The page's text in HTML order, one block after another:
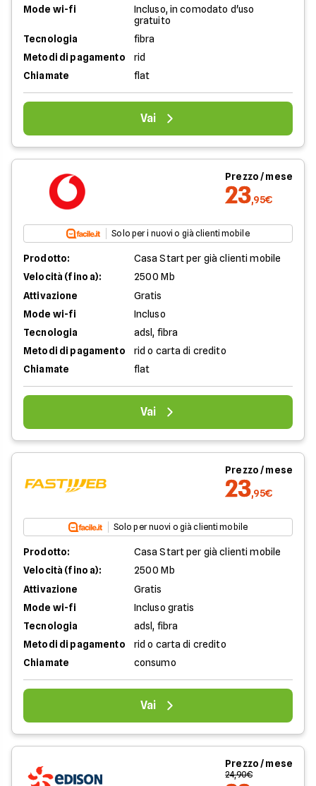
Mode wi-fi
Incluso, in comodato d'uso
gratuito
Tecnologia
fibra
Metodi di pagamento
rid
Chiamate
flat
Vai
Prezzo / mese
23,95€
Solo per i nuovi o già clienti mobile
Prodotto:
Casa Start per già clienti mobile
Velocità (fino a):
2500 Mb
Attivazione
Gratis
Mode wi-fi
Incluso
Tecnologia
adsl, fibra
Metodi di pagamento
rid o carta di credito
Chiamate
flat
Vai
Prezzo / mese
23,95€
Solo per nuovi o già clienti mobile
Prodotto:
Casa Start per già clienti mobile
Velocità (fino a):
2500 Mb
Attivazione
Gratis
Mode wi-fi
Incluso gratis
Tecnologia
adsl, fibra
Metodi di pagamento
rid o carta di credito
Chiamate
consumo
Vai
Prezzo / mese
24,90€